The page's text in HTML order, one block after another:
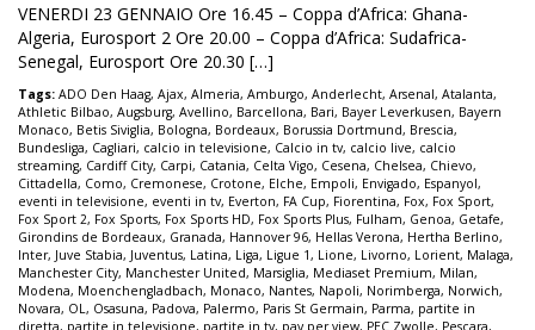
VENERDI 23 GENNAIO Ore 16.45 – Coppa d’Africa: Ghana-
Algeria, Eurosport 2 Ore 20.00 – Coppa d’Africa: Sudafrica-
Senegal, Eurosport Ore 20.30 […]
Tags: ADO Den Haag, Ajax, Almeria, Amburgo, Anderlecht, Arsenal, Atalanta,
Athletic Bilbao, Augsburg, Avellino, Barcellona, Bari, Bayer Leverkusen, Bayern
Monaco, Betis Siviglia, Bologna, Bordeaux, Borussia Dortmund, Brescia,
Bundesliga, Cagliari, calcio in televisione, Calcio in tv, calcio live, calcio
streaming, Cardiff City, Carpi, Catania, Celta Vigo, Cesena, Chelsea, Chievo,
Cittadella, Como, Cremonese, Crotone, Elche, Empoli, Envigado, Espanyol,
eventi in televisione, eventi in tv, Everton, FA Cup, Fiorentina, Fox, Fox Sport,
Fox Sport 2, Fox Sports, Fox Sports HD, Fox Sports Plus, Fulham, Genoa, Getafe,
Girondins de Bordeaux, Granada, Hannover 96, Hellas Verona, Hertha Berlino,
Inter, Juve Stabia, Juventus, Latina, Liga, Ligue 1, Lione, Livorno, Lorient, Malaga,
Manchester City, Manchester United, Marsiglia, Mediaset Premium, Milan,
Modena, Moenchengladbach, Monaco, Nantes, Napoli, Norimberga, Norwich,
Novara, OL, Osasuna, Padova, Palermo, Paris St Germain, Parma, partite in
diretta, partite in televisione, partite in tv, pay per view, PEC Zwolle, Pescara,